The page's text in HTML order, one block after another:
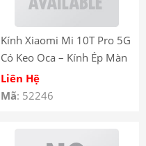
Kính Xiaomi Mi 10T Pro 5G
Có Keo Oca – Kính Ép Màn
Hình Xiaomi Mi 10T Pro 5G
liền keo OCA
Liên Hệ
Mã: 52246